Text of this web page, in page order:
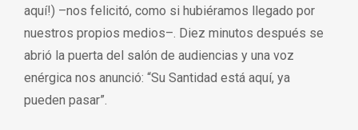
aquí!) –nos felicitó, como si hubiéramos llegado por
nuestros propios medios–. Diez minutos después se
abrió la puerta del salón de audiencias y una voz
enérgica nos anunció: “Su Santidad está aquí, ya
pueden pasar”.